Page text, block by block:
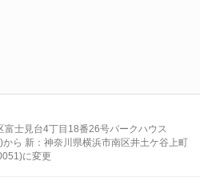
富士見台4丁目18番26号パークハウス
ら 新：神奈川県横浜市南区井土ケ谷上町
に変更